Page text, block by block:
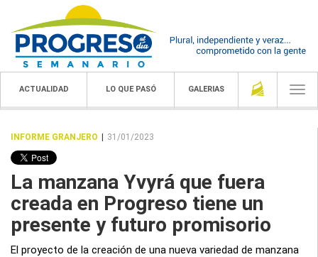
ACTUALIDAD LO QUE PASÓ GALERIAS
INFORME GRANJERO | 31/01/2023
La manzana Yvyrá que fuera
creada en Progreso tiene un
presente y futuro promisorio
El proyecto de la creación de una nueva variedad de manzana